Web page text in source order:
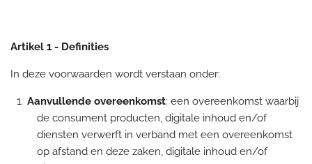
Artikel 1 - Definities
In deze voorwaarden wordt verstaan onder:
Aanvullende overeenkomst: een overeenkomst waarbij
de consument producten, digitale inhoud en/of
diensten verwerft in verband met een overeenkomst
op afstand en deze zaken, digitale inhoud en/of